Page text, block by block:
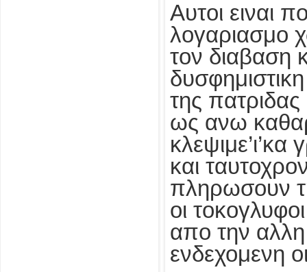
Αυτοι ειναι
λογαριασμο
τον διαβαση
της
ως ανω
και
πληρωσουν
οι
απο την
ενδεχομενη